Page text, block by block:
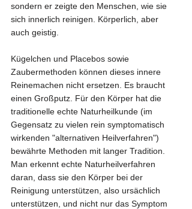
sondern er zeigte den Menschen, wie sie
sich innerlich reinigen. Körperlich, aber
auch geistig.
Kügelchen und Placebos sowie
Zaubermethoden können dieses innere
Reinemachen nicht ersetzen. Es braucht
einen Großputz. Für den Körper hat die
traditionelle echte Naturheilkunde (im
Gegensatz zu vielen rein symptomatisch
wirkenden "alternativen Heilverfahren")
bewährte Methoden mit langer Tradition.
Man erkennt echte Naturheilverfahren
daran, dass sie den Körper bei der
Reinigung unterstützen, also ursächlich
unterstützen, und nicht nur das Symptom